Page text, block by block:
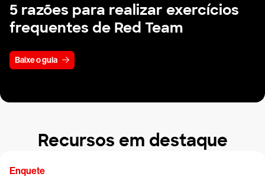
5 razões para realizar exercícios
frequentes de Red Team
Baixe o guia
Recursos em destaque
Enquete